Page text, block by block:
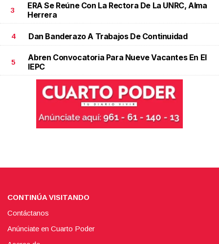
3
ERA Se Reúne Con La Rectora De La UNRC, Alma
Herrera
4 Dan Banderazo A Trabajos De Continuidad
5
Abren Convocatoria Para Nueve Vacantes En El
IEPC
CONTINÚA VISITANDO
Contáctanos
Anúnciate en Cuarto Poder